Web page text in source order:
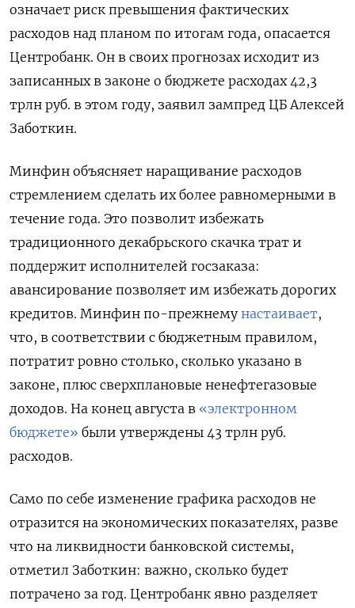
означает риск превышения фактических
расходов над планом по итогам года, опасается
Центробанк. Он в своих прогнозах исходит из
записанных в законе о бюджете расходах 42,3
трлн руб. в этом году, заявил зампред ЦБ Алексей
Заботкин.
Минфин объясняет наращивание расходов
стремлением сделать их более равномерными в
течение года. Это позволит избежать
традиционного декабрьского скачка трат и
поддержит исполнителей госзаказа:
авансирование позволяет им избежать дорогих
кредитов. Минфин по-прежнему настаивает,
что, в соответствии с бюджетным правилом,
потратит ровно столько, сколько указано в
законе, плюс сверхплановые ненефтегазовые
доходов. На конец августа в «электронном
бюджете» были утверждены 43 трлн руб.
расходов.
Само по себе изменение графика расходов не
отразится на экономических показателях, разве
что на ликвидности банковской системы,
отметил Заботкин: важно, сколько будет
потрачено за год. Центробанк явно разделяет